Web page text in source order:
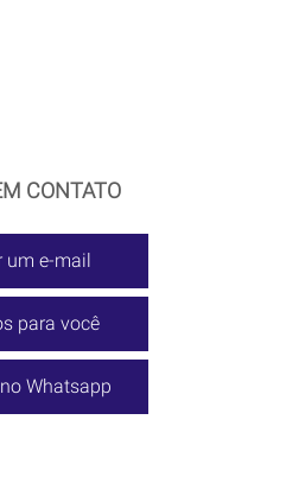
CONTATO
um e-mail
para você
Whatsapp